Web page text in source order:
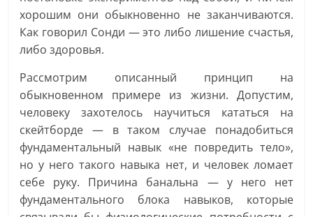
хорошим они обыкновенно не заканчиваются.
Как говорил Сонди — это либо лишение счастья,
либо здоровья.
Рассмотрим описанный принцип на
обыкновенном примере из жизни. Допустим,
человеку захотелось научиться кататься на
скейтборде — в таком случае понадобиться
фундаментальный навык «не повредить тело»,
но у него такого навыка нет, и человек ломает
себе руку. Причина банальна — у него нет
фундаментального блока навыков, которые